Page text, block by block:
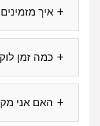
איך
כמה זמן
האם אני